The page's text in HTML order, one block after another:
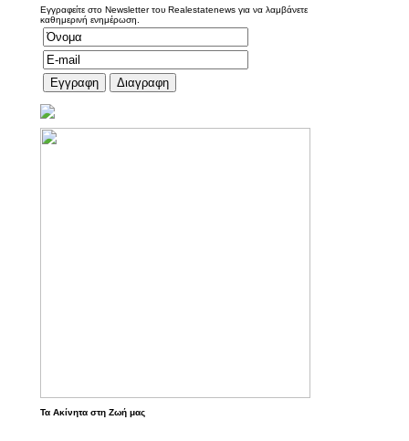
Εγγραφείτε στο Newsletter του Realestatenews για να λαμβάνετε
καθημερινή ενημέρωση.
Τα Ακίνητα στη Ζωή μας